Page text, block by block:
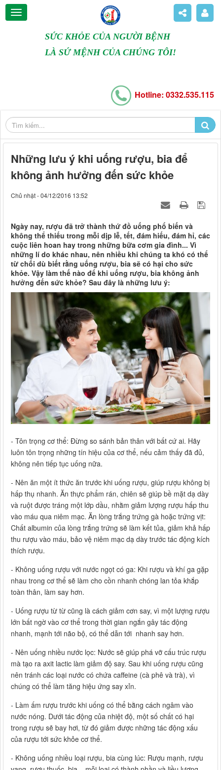
SỨC KHỎE CỦA NGƯỜI BỆNH
LÀ SỨ MỆNH CỦA CHÚNG TÔI!
Hotline: 0332.535.115
Những lưu ý khi uống rượu, bia để
không ảnh hưởng đến sức khỏe
Chủ nhật - 04/12/2016 13:52
Ngày nay, rượu đã trở thành thứ đồ uống phổ biến và
không thể thiếu trong mỗi dịp lễ, tết, đám hiếu, đám hỉ, các
cuộc liên hoan hay trong những bữa cơm gia đình... Vì
những lí do khác nhau, nên nhiều khi chúng ta khó có thể
từ chối dù biết rằng uống rượu, bia sẽ có hại cho sức
khỏe. Vậy làm thế nào để khi uống rượu, bia không ảnh
hưởng đến sức khỏe? Sau đây là những lưu ý:
- Tôn trọng cơ thể: Đừng so sánh bản thân với bất cứ ai. Hãy
luôn tôn trọng những tín hiệu của cơ thể, nếu cảm thấy đã đủ,
không nên tiếp tục uống nữa.
- Nên ăn một ít thức ăn trước khi uống rượu, giúp rượu không bị
hấp thụ nhanh. Ăn thực phẩm rán, chiên sẽ giúp bề mặt dạ dày
và ruột được tráng một lớp dầu, nhằm giảm lượng rượu hấp thu
vào máu qua niêm mạc. Ăn lòng trắng trứng gà hoặc trứng vịt:
Chất albumin của lòng trắng trứng sẽ làm kết tủa, giảm khả hấp
thu rượu vào máu, bảo vệ niêm mạc dạ dày trước tác động kích
thích rượu.
- Không uống rượu với nước ngọt có ga: Khi rượu và khí ga gặp
nhau trong cơ thể sẽ làm cho cồn nhanh chóng lan tỏa khắp
toàn thân, làm say hơn.
- Uống rượu từ từ cũng là cách giảm cơn say, vì một lượng rượu
lớn bất ngờ vào cơ thể trong thời gian ngắn gây tác động
nhanh, mạnh tới não bộ, có thể dẫn tới nhanh say hơn.
- Nên uống nhiều nước lọc: Nước sẽ giúp phá vỡ cấu trúc rượu
mà tạo ra axit lactic làm giảm độ say. Sau khi uống rượu cũng
nên tránh các loại nước có chứa caffeine (cà phê và trà), vì
chúng có thể làm tăng hiệu ứng say xỉn.
- Làm ấm rượu trước khi uống có thể bằng cách ngâm vào
nước nóng. Dưới tác động của nhiệt độ, một số chất có hại
trong rượu sẽ bay hơi, từ đó giảm được những tác động xấu
của rượu tới sức khỏe cơ thể.
- Không uống nhiều loại rượu, bia cùng lúc: Rượu mạnh, rượu